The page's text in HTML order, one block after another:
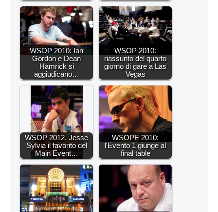
WSOP 2010: Ian
Gordon e Dean
Hamrick si
aggiudicano…
WSOP 2010:
riassunto del quarto
giorno di gare a Las
Vegas
WSOP 2012, Jesse
Sylvia il favorito del
Main Event…
WSOPE 2010:
l'Evento 1 giunge al
final table